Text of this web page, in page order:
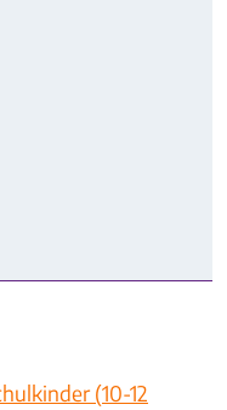
(10-12